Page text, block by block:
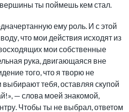
вершины ты поймешь кем стал.
ему роль. И с этой
что мои действия исходят из
мои собственные
рука, двигающаяся вне
того, что я творю не
тебя, оставляя скупой
— слова моей знакомой,
Чтобы ты не выбрал, ответом